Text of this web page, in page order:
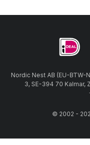
Nordic Nest AB (EU-BTW-
3, SE-394 70 Kalmar,
© 2002 -